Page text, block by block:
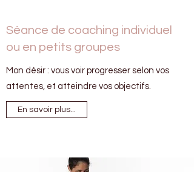
Séance de coaching individuel
ou en petits groupes
Mon désir : vous voir progresser selon vos
attentes, et atteindre vos objectifs.
En savoir plus...